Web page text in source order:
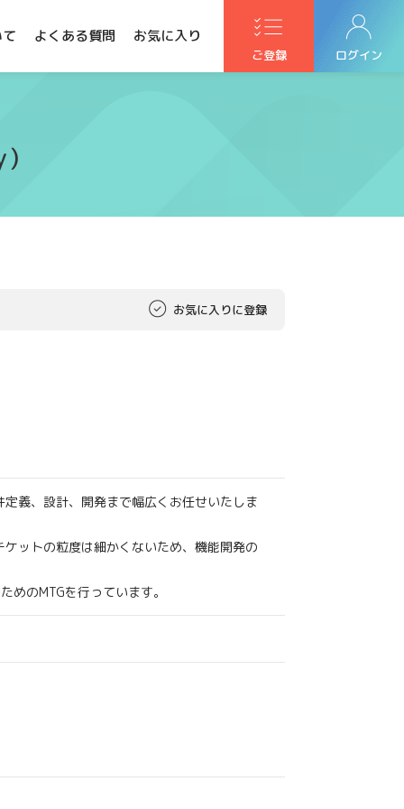
よくある質問 お気に入り
ご登録 ログイン
お気に入りに登録
義、設計、開発まで幅広くお任せいたしま
の粒度は細かくないため、機能開発の
MTGを行っています。